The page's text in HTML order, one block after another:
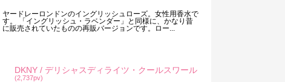
ヤードレーロンドンのイングリッシュローズ。女性用香水で
す。 「イングリッシュ・ラベンダー」と同様に、かなり昔
に販売されていたものの再販バージョンです。ロー...
DKNY / デリシャスディライツ・クールスワール
(2,737pv)